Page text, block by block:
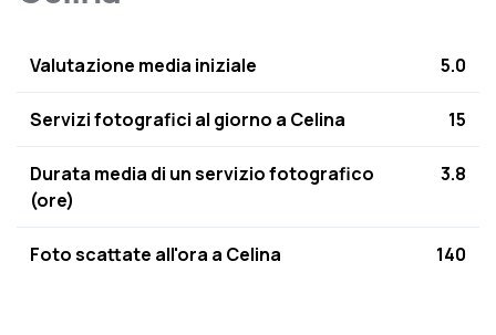
Valutazione media iniziale 5.0
Servizi fotografici al giorno a Celina 15
Durata media di un servizio fotografico
(ore)
3.8
Foto scattate all'ora a Celina 140